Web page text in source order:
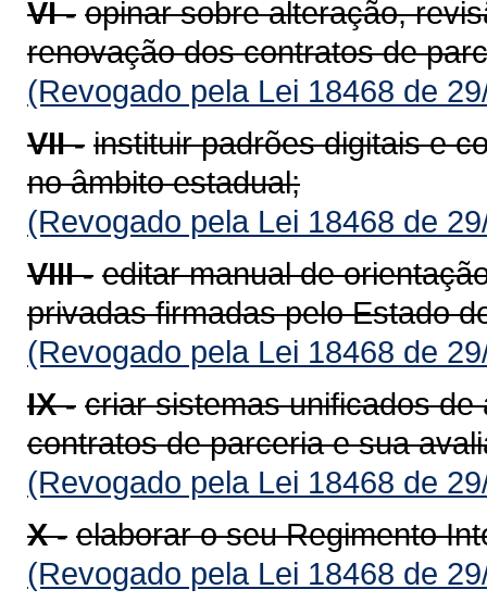
VI - opinar sobre alteração,
renovação dos contratos de
(Revogado pela Lei 18468 de
VII - instituir padrões digitais e
no âmbito estadual;
(Revogado pela Lei 18468 de
VIII - editar manual de
privadas firmadas pelo Estado
(Revogado pela Lei 18468 de
IX - criar sistemas unificados
contratos de parceria e sua
(Revogado pela Lei 18468 de
X - elaborar o seu Regimento
(Revogado pela Lei 18468 de